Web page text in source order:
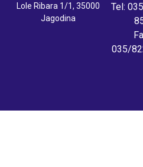
Lole Ribara 1/1, 35000
Jagodina
Tel:
035/